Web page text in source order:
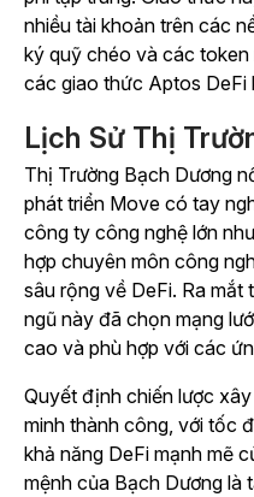
nhiều tài khoản trên các
ký quỹ chéo và các token
các giao thức Aptos DeFi
Lịch Sử Thị
Thị Trường Bạch Dương
phát triển Move có tay
công ty công nghệ lớn
hợp chuyên môn công
sâu rộng về DeFi. Ra
ngũ này đã chọn mạng
cao và phù hợp với các
Quyết định chiến lược
minh thành công, với tốc
khả năng DeFi mạnh mẽ
mệnh của Bạch Dương là